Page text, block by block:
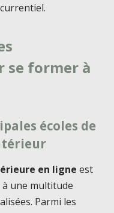
se former à
écoles de
en ligne est
à une multitude
Parmi les